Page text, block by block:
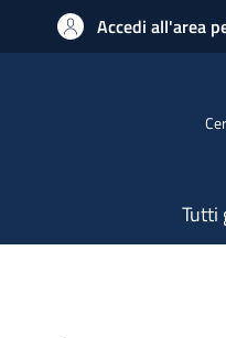
Accedi all'area
Tutti